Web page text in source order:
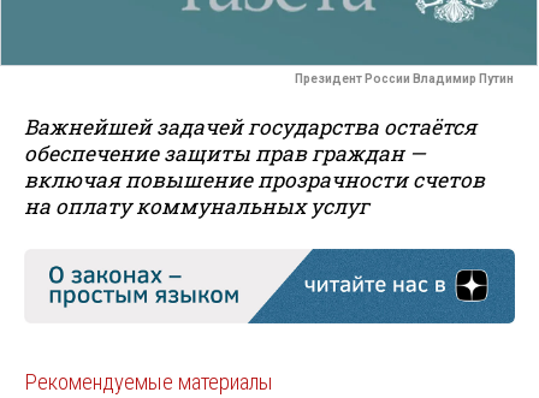
Президент России Владимир Путин
Важнейшей задачей государства остаётся
обеспечение защиты прав граждан —
включая повышение прозрачности счетов
на оплату коммунальных услуг
Рекомендуемые материалы